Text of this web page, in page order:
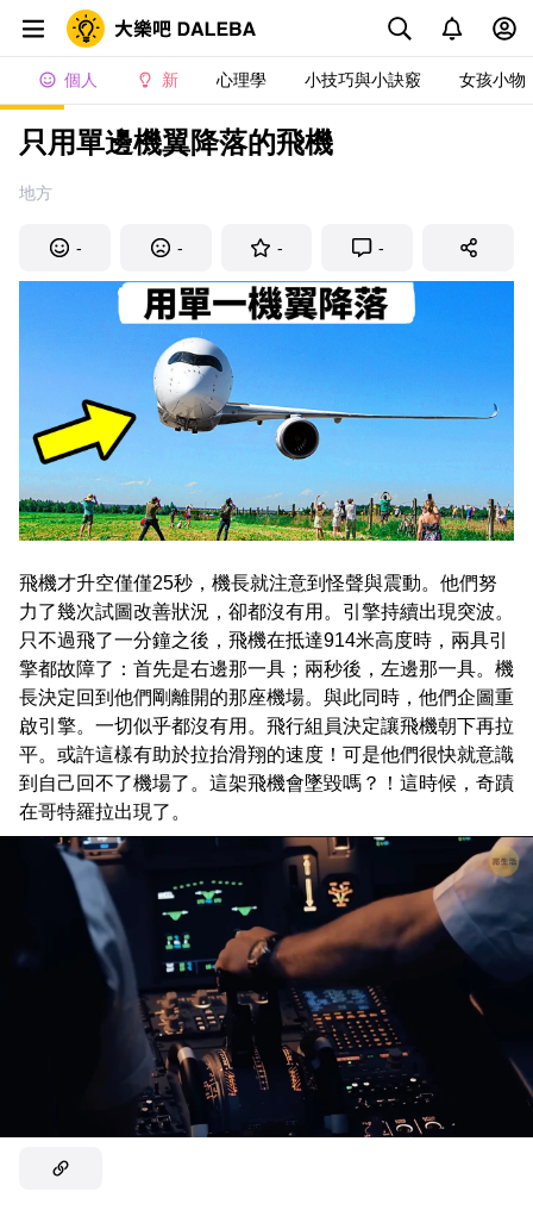
個人 新 心理學 小技巧與小訣竅 女孩小物
只用單邊機翼降落的飛機
地方
- - - -
飛機才升空僅僅25秒，機長就注意到怪聲與震動。他們努
力了幾次試圖改善狀況，卻都沒有用。引擎持續出現突波。
只不過飛了一分鐘之後，飛機在抵達914米高度時，兩具引
擎都故障了：首先是右邊那一具；兩秒後，左邊那一具。機
長決定回到他們剛離開的那座機場。與此同時，他們企圖重
啟引擎。一切似乎都沒有用。飛行組員決定讓飛機朝下再拉
平。或許這樣有助於拉抬滑翔的速度！可是他們很快就意識
到自己回不了機場了。這架飛機會墜毀嗎？！這時候，奇蹟
在哥特羅拉出現了。